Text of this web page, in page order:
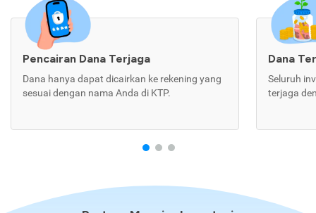
Pencairan Dana Terjaga
Dana hanya dapat dicairkan ke rekening yang
sesuai dengan nama Anda di KTP.
Dana
Seluruh
terjaga